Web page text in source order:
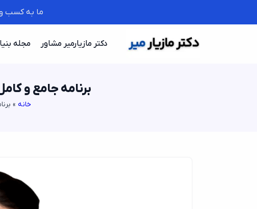
ما به کسب و
دکتر مازیارمیر مشاور مجله
برنامه جامع و
خانه »